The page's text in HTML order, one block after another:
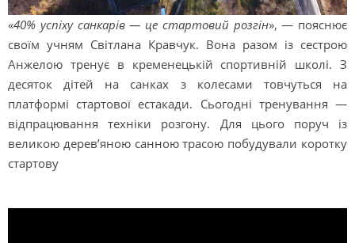
«40% успіху санкарів — це стартовий розгін», — пояснює
своїм учням Світлана Кравчук. Вона разом із сестрою
Анжелою тренує в кременецькій спортивній школі. З
десяток дітей на санках з колесами товчуться на
платформі стартової естакади. Сьогодні тренування —
відпрацювання техніки розгону. Для цього поруч із
великою дерев’яною санною трасою побудували коротку
стартову